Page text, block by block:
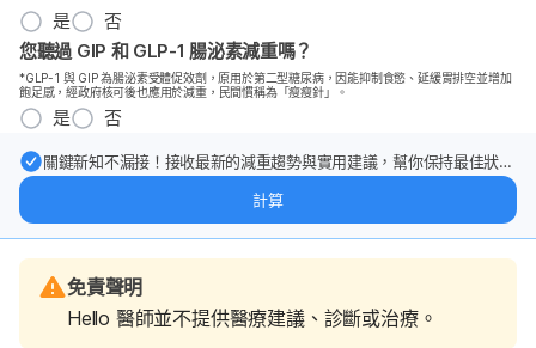
是
否
您聽過 GIP 和 GLP-1 腸泌素減重嗎？
*GLP-1 與 GIP 為腸泌素受體促效劑，原用於第二型糖尿病，因能抑制食慾、延緩胃排空並增加
飽足感，經政府核可後也應用於減重，民間慣稱為「瘦瘦針」。
是 否
關鍵新知不漏接！接收最新的減重趨勢與實用建議，幫你保持最佳狀
計算
免責聲明
Hello 醫師並不提供醫療建議、診斷或治療。